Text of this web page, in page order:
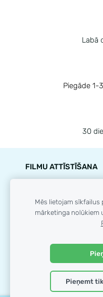
Labā
Piegāde 1-
30
FILMU ATTĪSTĪŠANA
STĀVOKĻA
LOJALITĀTES
©
Mēs lietojam sīkfailus
mārketinga nolūkiem
Pieņemt